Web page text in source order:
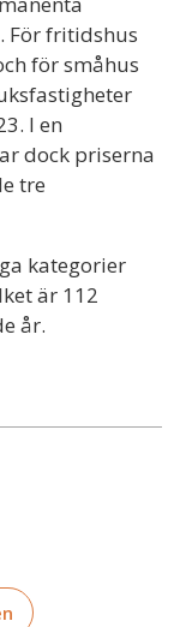
För fritidshus
för småhus
I en
dock priserna
tre
kategorier
är 112
år.